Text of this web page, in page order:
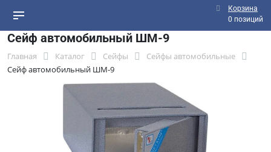
Корзина
0 позиций
Сейф автомобильный ШМ-9
Главная Каталог Сейфы
Сейфы автомобильные
Сейф автомобильный ШМ-9